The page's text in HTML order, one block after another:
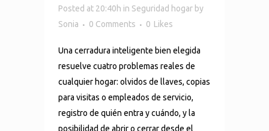
Posted at 20:40h in Seguridad hogar by
Sonia
0 Comments 0 Likes
Una cerradura inteligente bien elegida
resuelve cuatro problemas reales de
cualquier hogar: olvidos de llaves, copias
para visitas o empleados de servicio,
registro de quién entra y cuándo, y la
posibilidad de abrir o cerrar desde el